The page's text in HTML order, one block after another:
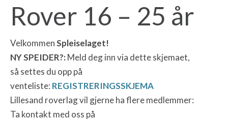
Rover 16 – 25 år
VelkommenSpleiselaget!
NY SPEIDER?:Meld deg inn via dette skjemaet,
så settes du opp på
venteliste: REGISTRERINGSSKJEMA
Lillesand roverlag vil gjerne ha flere medlemmer:
Ta kontakt med oss på